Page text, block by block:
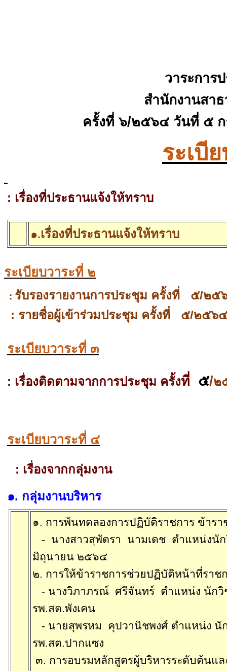
วาระการ
สำนักงานสา
ครั้งที่ ๖/๒๕๖๔วันที่ ๕ ก
ระเบี
: เรื่องที่ประธานแจ้งให้ทราบ
๑.เรื่องที่ประธานแจ้งให้ทราบ
ระเบียบวาระที่ ๒
: รับรองรายงานการประชุม ครั้งที่
๕/๒๕
: รายชื่อผู้เข้าร่วมประชุม ครั้งที่ ๕/๒๕๖๔
ระเบียบวาระที่ ๓
: เรื่องติดตามจากการประชุม ครั้งที่ ๕/๒
ระเบียบวาระที่ ๔
: เรื่องจากกลุ่มงาน
๑. กลุ่มงานบริหาร
๑. การพ้นทดลองการปฏิบัติราชการ ข้าร
- นางสาวสุพัตรา นามเดช ตำแหน่งนั
มิถุนายน ๒๕๖๔
๒. การให้ข้าราชการช่วยปฏิบัติหน้าที่รา
- นางวิภาภรณ์ ศรีจันทร์ ตำแหน่ง นัก
รพ.สต.พังเคน
- นายสุพรหม คุปวานิชพงศ์ ตำแหน่ง นั
รพ.สต.ปากแซง
๓. การอบรมหลักสูตรผู้บริหารระดับต้นแล